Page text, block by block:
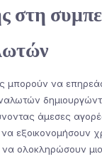
στη
μπορούν να
άμεσες
να εξοικονομήσουν
να ολοκληρώσουν